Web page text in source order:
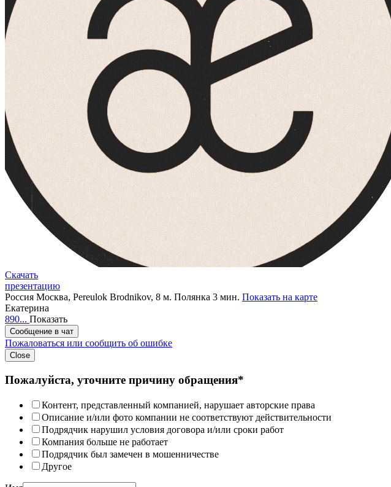
Скачать
презентацию
Россия Москва, Pereulok Brodnikov, 8 м. Полянка 3 мин. Показать на карте
Екатерина
890... Показать
Сообщение в чат
Пожаловаться или сообщить об ошибке
Close
Пожалуйста, уточните причину обращения*
Контент, представленный компанией, нарушает авторские права
Описание и/или фото компании не соответствуют действительности
Подрядчик нарушил условия договора и/или сроки работ
Компания больше не работает
Подрядчик был замечен в мошенничестве
Другое